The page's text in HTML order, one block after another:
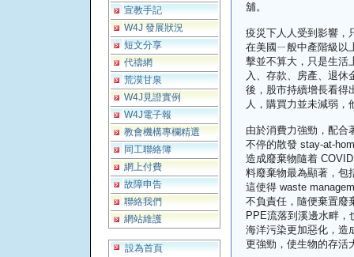
宣教手記
W4J 發展狀況
短文分享
代禱網
荒漠甘泉
W4J見證實例
W4J電子報
教會機構專欄精選
同工聯絡簿
網上付費
故障申告
聯絡我們
網站維護
設為首頁
舖。
疫災下人人受到影響，
在美國ㄧ般中產階級以
擊並不算大，只是生活
入、存款、房產、退休
後，股市持續增長看得
人，購買力並未減弱，
由於消費力強勁，配合
不停的散發 stay-at-
造成廢棄物隨着
料廢棄物最為顯著，包
這使得 waste
不負責任，隨便棄置廢
PPE流落到溪邊水畔，
海洋污染更加惡化，造
更強勁，使生物的存活